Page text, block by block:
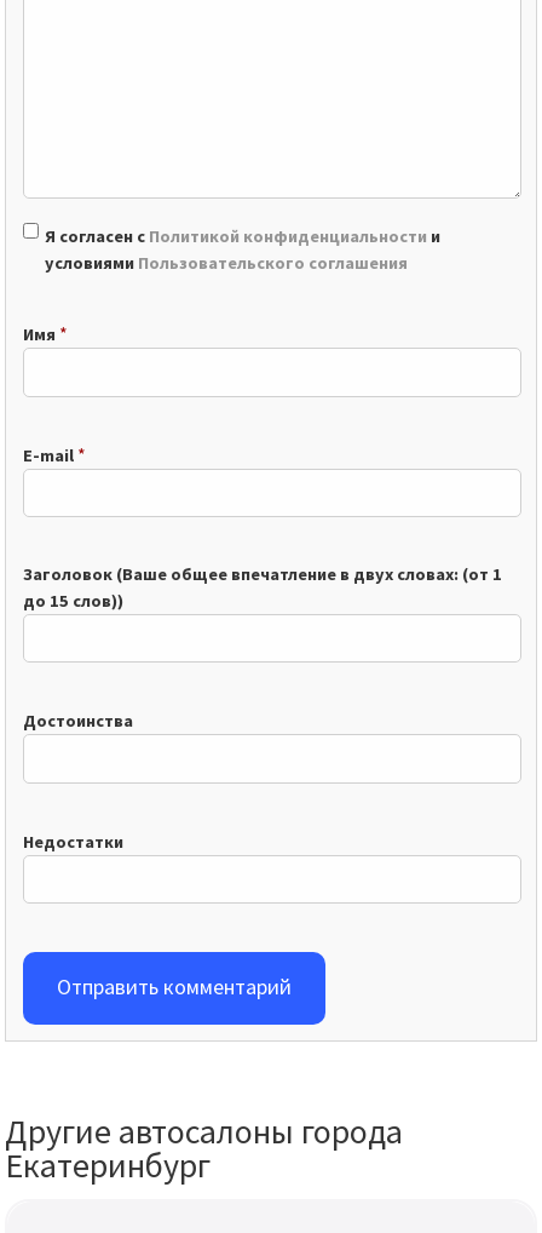
Я согласен с Политикой конфиденциальности и
условиями Пользовательского соглашения
Имя *
E-mail *
Заголовок (Ваше общее впечатление в двух словах: (от 1
до 15 слов))
Достоинства
Недостатки
Отправить комментарий
Другие автосалоны города
Екатеринбург